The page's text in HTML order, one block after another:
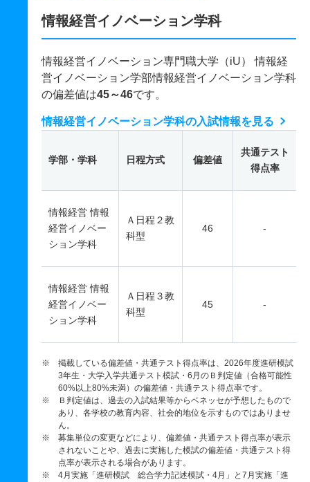
情報経営イノベーション学科
情報経営イノベーション専門職大学（iU） 情報経
営イノベーション学部情報経営イノベーション学科
の偏差値は45～46です。
情報経営イノベーション学科の入試情報を見る
学部・学科 日程方式 偏差値
共通テスト
得点率
情報経営 情報
経営イノベー
ション学科
Ａ日程２教
科型
46 -
情報経営 情報
経営イノベー
ション学科
Ａ日程３教
科型
45 -
※ 掲載している偏差値・共通テスト得点率は、2026年度進研模試
3年生・大学入学共通テスト模試・6月のＢ判定値（合格可能性
60%以上80%未満）の偏差値・共通テスト得点率です。
※ Ｂ判定値は、過去の入試結果等からベネッセが予想したもので
あり、各学校の教育内容、社会的地位を示すものではありませ
ん。
※ 募集単位の変更などにより、偏差値・共通テスト得点率が表示
されないことや、過去に実施した模試の偏差値・共通テスト得
点率が表示される場合があります。
※ 4月実施「進研模試 総合学力記述模試・4月」と7月実施「進